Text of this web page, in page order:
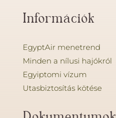
Információk
EgyptAir menetrend
Minden a nílusi hajókról
Egyiptomi vízum
Utasbiztosítás kötése